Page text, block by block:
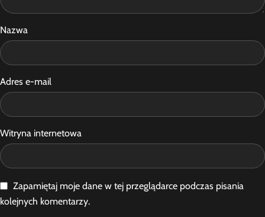
Nazwa
Adres e-mail
Witryna internetowa
Zapamiętaj moje dane w tej przeglądarce podczas pisania
kolejnych komentarzy.